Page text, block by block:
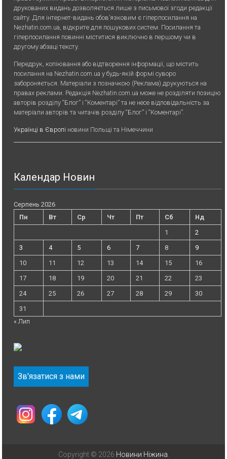
друкованих видань дозволяється лише з письмової згоди редакції
сайту. Для iнтернет-видань обов’язковим є гiперпосилання на
Nezhatin.com.ua, відкрите для пошукових систем. Посилання та
гіперпосилання повинні міститися виключно в першому чи в
другому абзаці тексту.
Передрук, копiювання або вiдтворення iнформацiї, що мiстить
посилання на Nezhatin.com.ua у будь-якiй формi суворо
забороняється. Матеріали з позначкою (Реклама) друкуються на
правах реклами. Редакція Nezhatin.com.ua може не розділяти позицію
авторів розділу “Блог” і “Коментарі” та не несе відповідальність за
матеріали авторів та читачів розділу “Блог” і “Коментарі”.
Українці в Європі новини Польщі та Німеччини
Календар Новин
Серпень 2026
Пн
Вт Ср Чт Пт Сб
Нд
1
2
3
4 5 6 7 8
9
10
11 12 13 14 15
16
17
18 19 20 21 22
23
24
25 26 27 28 29
30
31
« Лип
Зв'язатися з нами
Copyright © 2026 Новини Ніжина.